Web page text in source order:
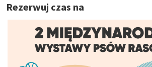
Rezerwuj czas na